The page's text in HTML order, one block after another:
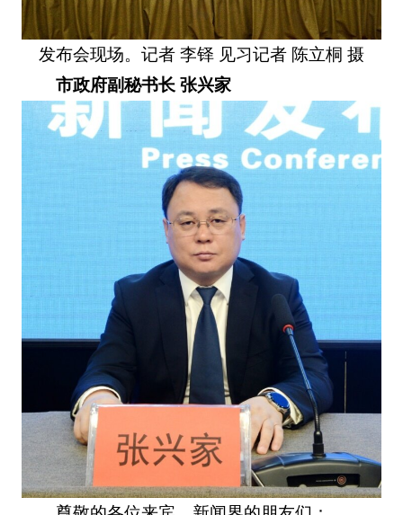
发布会现场。记者 李铎 见习记者 陈立桐 摄
市政府副秘书长 张兴家